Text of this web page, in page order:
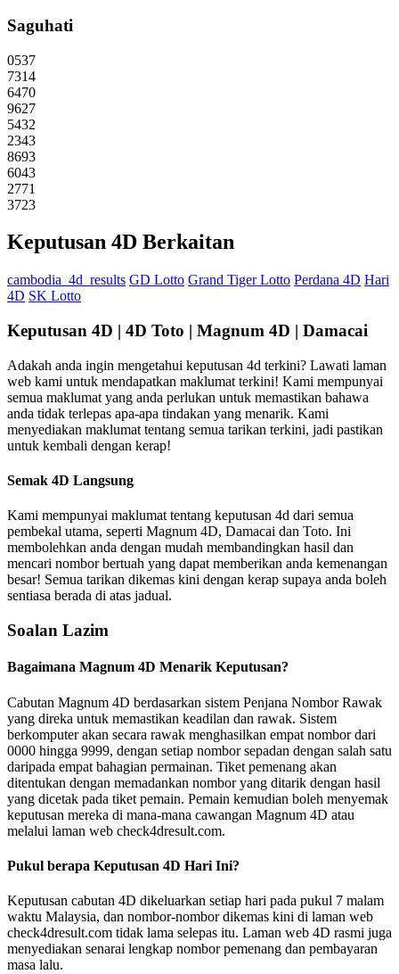
Saguhati
0537
7314
6470
9627
5432
2343
8693
6043
2771
3723
Keputusan 4D Berkaitan
cambodia_4d_results GD Lotto Grand Tiger Lotto Perdana 4D Hari
4D SK Lotto
Keputusan 4D | 4D Toto | Magnum 4D | Damacai
Adakah anda ingin mengetahui keputusan 4d terkini? Lawati laman
web kami untuk mendapatkan maklumat terkini! Kami mempunyai
semua maklumat yang anda perlukan untuk memastikan bahawa
anda tidak terlepas apa-apa tindakan yang menarik. Kami
menyediakan maklumat tentang semua tarikan terkini, jadi pastikan
untuk kembali dengan kerap!
Semak 4D Langsung
Kami mempunyai maklumat tentang keputusan 4d dari semua
pembekal utama, seperti Magnum 4D, Damacai dan Toto. Ini
membolehkan anda dengan mudah membandingkan hasil dan
mencari nombor bertuah yang dapat memberikan anda kemenangan
besar! Semua tarikan dikemas kini dengan kerap supaya anda boleh
sentiasa berada di atas jadual.
Soalan Lazim
Bagaimana Magnum 4D Menarik Keputusan?
Cabutan Magnum 4D berdasarkan sistem Penjana Nombor Rawak
yang direka untuk memastikan keadilan dan rawak. Sistem
berkomputer akan secara rawak menghasilkan empat nombor dari
0000 hingga 9999, dengan setiap nombor sepadan dengan salah satu
daripada empat bahagian permainan. Tiket pemenang akan
ditentukan dengan memadankan nombor yang ditarik dengan hasil
yang dicetak pada tiket pemain. Pemain kemudian boleh menyemak
keputusan mereka di mana-mana cawangan Magnum 4D atau
melalui laman web check4dresult.com.
Pukul berapa Keputusan 4D Hari Ini?
Keputusan cabutan 4D dikeluarkan setiap hari pada pukul 7 malam
waktu Malaysia, dan nombor-nombor dikemas kini di laman web
check4dresult.com tidak lama selepas itu. Laman web 4D rasmi juga
menyediakan senarai lengkap nombor pemenang dan pembayaran
masa lalu.